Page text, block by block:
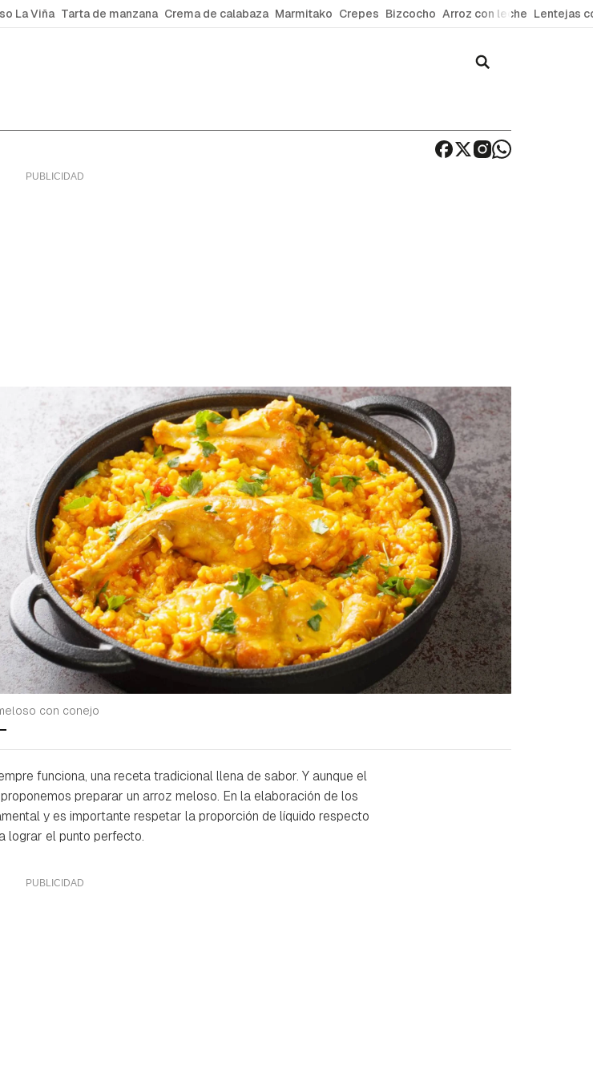
La Viña Tarta de manzana Crema de calabaza Marmitako Crepes Bizcocho Arroz con leche Lentejas
con conejo
funciona, una receta tradicional llena de sabor. Y aunque el
preparar un arroz meloso. En la elaboración de los
y es importante respetar la proporción de líquido respecto
lograr el punto perfecto.